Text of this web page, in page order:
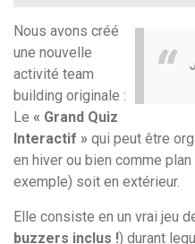
Nous avons créé
une nouvelle
activité team
building originale :
Le « Grand Quiz
Interactif » qui peut être
en hiver ou bien comme
exemple) soit en extérieur.
Elle consiste en un vrai jeu
buzzers inclus !) durant